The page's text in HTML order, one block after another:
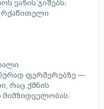
ვაზის ჯიშებს:
რქაწითელი
ფერმერებზე —
რაც ქმნის
მიმზიდველობას.